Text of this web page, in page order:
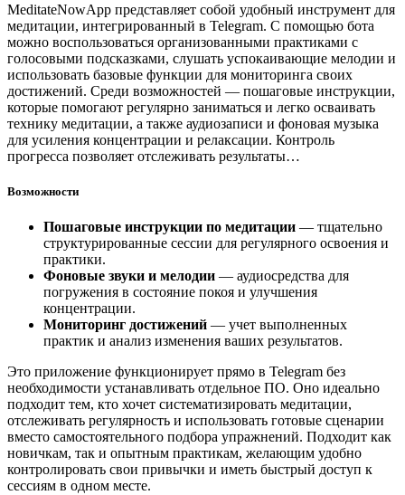
MeditateNowApp представляет собой удобный инструмент для
медитации, интегрированный в Telegram. С помощью бота
можно воспользоваться организованными практиками с
голосовыми подсказками, слушать успокаивающие мелодии и
использовать базовые функции для мониторинга своих
достижений. Среди возможностей — пошаговые инструкции,
которые помогают регулярно заниматься и легко осваивать
технику медитации, а также аудиозаписи и фоновая музыка
для усиления концентрации и релаксации. Контроль
прогресса позволяет отслеживать результаты…
Возможности
Пошаговые инструкции по медитации — тщательно
структурированные сессии для регулярного освоения и
практики.
Фоновые звуки и мелодии — аудиосредства для
погружения в состояние покоя и улучшения
концентрации.
Мониторинг достижений — учет выполненных
практик и анализ изменения ваших результатов.
Это приложение функционирует прямо в Telegram без
необходимости устанавливать отдельное ПО. Оно идеально
подходит тем, кто хочет систематизировать медитации,
отслеживать регулярность и использовать готовые сценарии
вместо самостоятельного подбора упражнений. Подходит как
новичкам, так и опытным практикам, желающим удобно
контролировать свои привычки и иметь быстрый доступ к
сессиям в одном месте.